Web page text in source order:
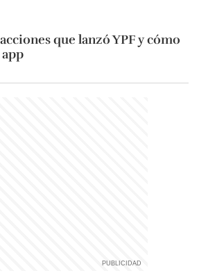
que lanzó YPF y cómo